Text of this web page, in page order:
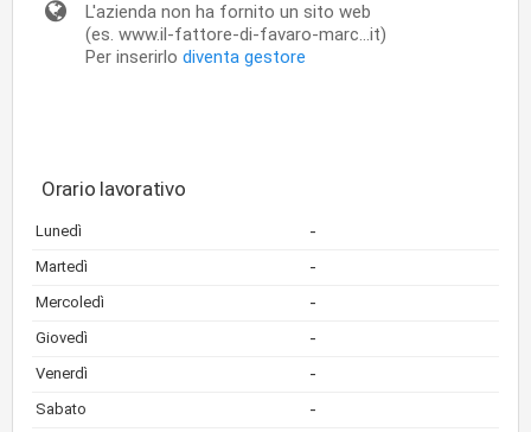
L'azienda non ha fornito un sito web
(es. www.il-fattore-di-favaro-marc...it)
Per inserirlo diventa gestore
Orario lavorativo
Lunedì -
Martedì -
Mercoledì -
Giovedì -
Venerdì -
Sabato -